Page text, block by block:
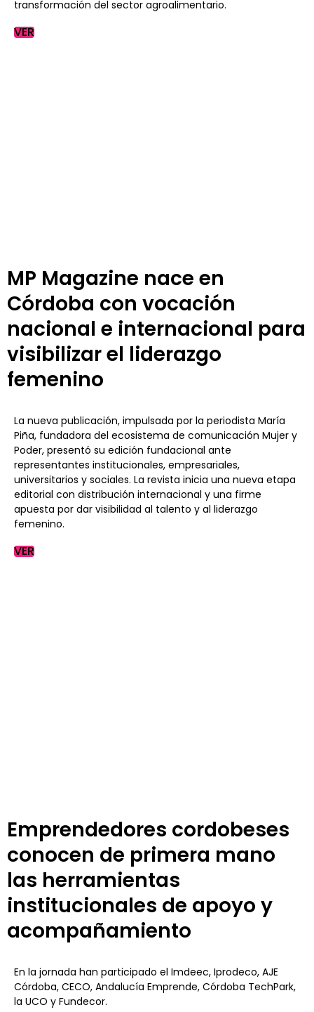
transformación del sector agroalimentario.
VER
MP Magazine nace en
Córdoba con vocación
nacional e internacional para
visibilizar el liderazgo
femenino
La nueva publicación, impulsada por la periodista María
Piña, fundadora del ecosistema de comunicación Mujer y
Poder, presentó su edición fundacional ante
representantes institucionales, empresariales,
universitarios y sociales. La revista inicia una nueva etapa
editorial con distribución internacional y una firme
apuesta por dar visibilidad al talento y al liderazgo
femenino.
VER
Emprendedores cordobeses
conocen de primera mano
las herramientas
institucionales de apoyo y
acompañamiento
En la jornada han participado el Imdeec, Iprodeco, AJE
Córdoba, CECO, Andalucía Emprende, Córdoba TechPark,
la UCO y Fundecor.